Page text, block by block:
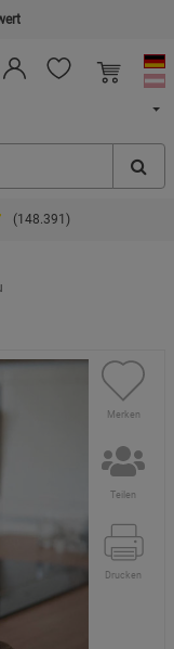
(148.391)
Merken
Teilen
Drucken